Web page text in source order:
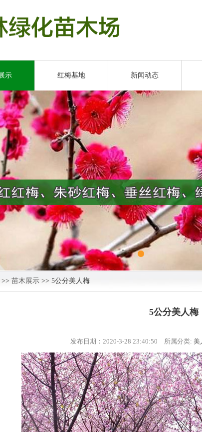
示 红梅基地 新闻动态
>> 苗木展示 >> 5公分美人梅
5公分美人梅
发布日期：2020-3-28 23:40:50 所属分类: 美